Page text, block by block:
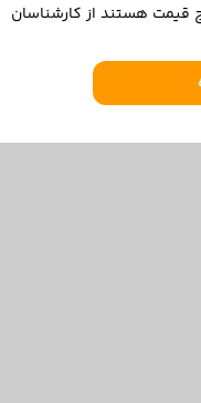
قیمت هستند از کارشناسان